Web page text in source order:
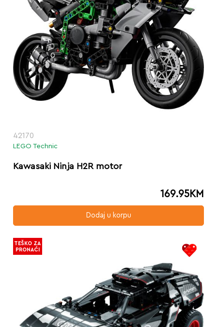
42170
LEGO Technic
Kawasaki Ninja H2R motor
169.95KM
Dodaj u korpu
TEŠKO ZA
PRONAĆI